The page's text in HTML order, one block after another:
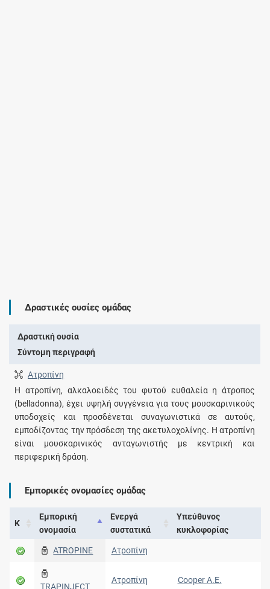
Δραστικές ουσίες ομάδας
Δραστική ουσία
Σύντομη περιγραφή
Ατροπίνη
Η ατροπίνη, αλκαλοειδές του φυτού ευθαλεία η άτροπος
(belladonna), έχει υψηλή συγγένεια για τους μουσκαρινικούς
υποδοχείς και προσδένεται συναγωνιστικά σε αυτούς,
εμποδίζοντας την πρόσδεση της ακετυλοχολίνης. Η ατροπίνη
είναι μουσκαρινικός ανταγωνιστής με κεντρική και
περιφερική δράση.
Εμπορικές ονομασίες ομάδας
Κ
Εμπορική
ονομασία
Ενεργά
συστατικά
Υπεύθυνος
κυκλοφορίας
ATROPINE Ατροπίνη
TRAPINJECT
Ατροπίνη Cooper Α.Ε.